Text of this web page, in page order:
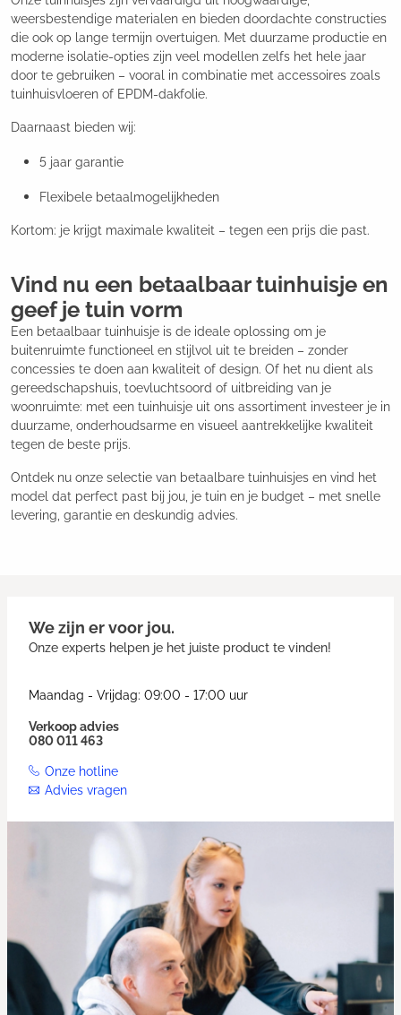
weersbestendige materialen en bieden doordachte constructies
die ook op lange termijn overtuigen. Met duurzame productie en
moderne isolatie-opties zijn veel modellen zelfs het hele jaar
door te gebruiken – vooral in combinatie met accessoires zoals
tuinhuisvloeren of EPDM-dakfolie.
Daarnaast bieden wij:
5 jaar garantie
Flexibele betaalmogelijkheden
Kortom: je krijgt maximale kwaliteit – tegen een prijs die past.
Vind nu een betaalbaar tuinhuisje en
geef je tuin vorm
Een betaalbaar tuinhuisje is de ideale oplossing om je
buitenruimte functioneel en stijlvol uit te breiden – zonder
concessies te doen aan kwaliteit of design. Of het nu dient als
gereedschapshuis, toevluchtsoord of uitbreiding van je
woonruimte: met een tuinhuisje uit ons assortiment investeer je in
duurzame, onderhoudsarme en visueel aantrekkelijke kwaliteit
tegen de beste prijs.
Ontdek nu onze selectie van betaalbare tuinhuisjes en vind het
model dat perfect past bij jou, je tuin en je budget – met snelle
levering, garantie en deskundig advies.
We zijn er voor jou.
Onze experts helpen je het juiste product te vinden!
Maandag - Vrijdag: 09:00 - 17:00 uur
Verkoop advies
080 011 463
Onze hotline
Advies vragen